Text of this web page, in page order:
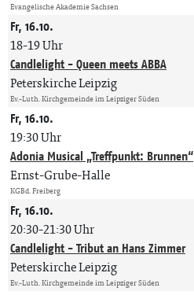
Evangelische Akademie Sachsen
Fr, 16.10.
18-19 Uhr
Candlelight - Queen meets ABBA
Peterskirche Leipzig
Ev.-Luth. Kirchgemeinde im Leipziger Süden
Fr, 16.10.
19:30 Uhr
Adonia Musical „Treffpunkt: Brunnen“
Ernst-Grube-Halle
KGBd. Freiberg
Fr, 16.10.
20:30-21:30 Uhr
Candlelight - Tribut an Hans Zimmer
Peterskirche Leipzig
Ev.-Luth. Kirchgemeinde im Leipziger Süden